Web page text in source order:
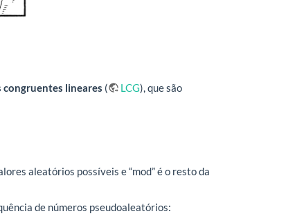
congruentes lineares ( LCG), que são
aleatórios possíveis e “mod” é o resto da
de números pseudoaleatórios: